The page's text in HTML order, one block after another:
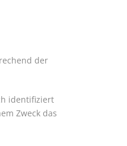
der
identifiziert
Zweck das